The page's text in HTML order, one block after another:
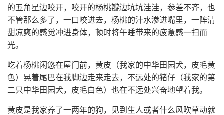
的五角星边咬开，咬开的杨桃瓣边坑坑洼洼，参差不齐，也
不管那么多了，一口咬进去，杨桃的汁水渗进嘴里，一阵清
甜凉爽的感觉冲进身体，顿时将午睡带来的疲惫感一扫而
光。
吃着杨桃闲悠在屋门前，黄皮（我家的中华田园犬，皮毛黄
色）晃着尾巴在我脚边走来走去，不远处的猪仔（我家的第
二只中华田园犬，皮毛白色）也在不远处兴奋地望着我。
黄皮是我家养了一两年的狗，见到生人或者什么风吹草动就